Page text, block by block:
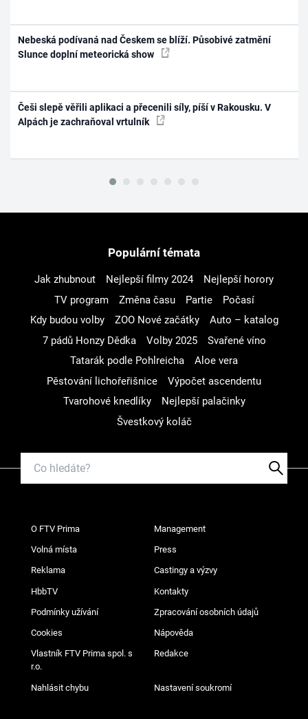
Nebeská podívaná nad Českem se blíží. Působivé zatmění
Slunce doplní meteorická show
Češi slepě věřili aplikaci a přecenili síly, píší v Rakousku. V
Alpách je zachraňoval vrtulník
Populární témata
Jak zhubnout Nejlepší filmy 2024
Nejlepší horory
TV program
Změna času Partie
Počasí
Kdy budou volby
ZOO Nové začátky
Auto – katalog
7 pádů Honzy Dědka
Volby 2025
Svařené víno
Tatarák podle Pohlreicha
Aloe vera
Pěstování lichořeřišnice
Výpočet ascendentu
Tvarohové knedlíky
Nejlepší palačinky
Švestkový koláč
O FTV Prima Management
Volná místa Press
Reklama Castingy a výzvy
HbbTV Kontakty
Podmínky užívání Zpracování osobních údajů
Cookies Nápověda
Vlastník FTV Prima spol. s
r.o.
Redakce
Nahlásit chybu Nastavení soukromí